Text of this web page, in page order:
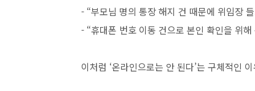
- “부모님 명의 통장 해지 건 때문에 위임장
- “휴대폰 번호 이동 건으로 본인 확인을 위
이처럼 ‘온라인으로는 안 된다’는 구체적인